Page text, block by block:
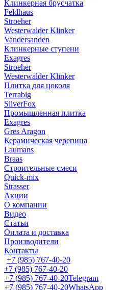
Клинкерная брусчатка
Feldhaus
Stroeher
Westerwalder Klinker
Vandersanden
Клинкерные ступени
Exagres
Stroeher
Westerwalder Klinker
Плитка для цоколя
Terrabig
SilverFox
Промышленная плитка
Exagres
Gres Aragon
Керамическая черепица
Laumans
Braas
Строительные смеси
Quick-mix
Strasser
Акции
О компании
Видео
Статьи
Оплата и доставка
Производители
Контакты
+7 (985) 767-40-20
+7 (985) 767-40-20
+7 (985) 767-40-20Telegram
+7 (985) 767-40-20WhatsApp